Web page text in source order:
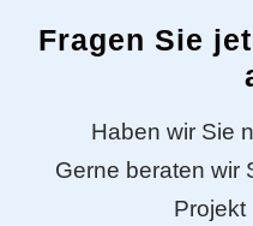
Fragen Sie
Haben wir Sie
Gerne beraten wir
Projekt